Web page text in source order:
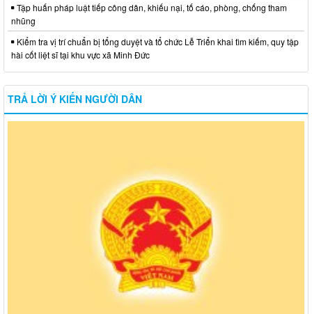
Tập huấn pháp luật tiếp công dân, khiếu nại, tố cáo, phòng, chống tham
nhũng
Kiểm tra vị trí chuẩn bị tổng duyệt và tổ chức Lễ Triển khai tìm kiếm, quy tập
hài cốt liệt sĩ tại khu vực xã Minh Đức
TRẢ LỜI Ý KIẾN NGƯỜI DÂN